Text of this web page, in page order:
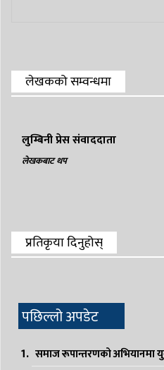
लेखकको सम्वन्धमा
लुम्बिनी प्रेस संवाददाता
लेखकबाट थप
प्रतिकृया दिनुहोस्
पछिल्लो अपडेट
समाज रूपान्तरणको अभियानमा